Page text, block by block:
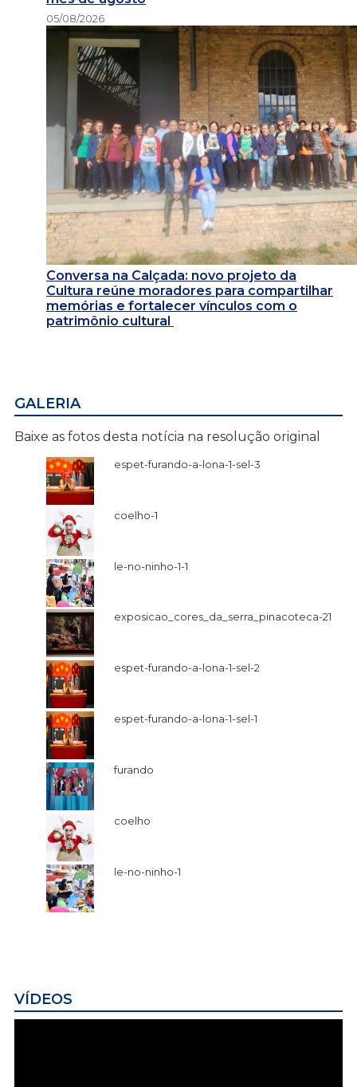
05/08/2026
Conversa na Calçada: novo projeto da
Cultura reúne moradores para compartilhar
memórias e fortalecer vínculos com o
patrimônio cultural
GALERIA
Baixe as fotos desta notícia na resolução original
espet-furando-a-lona-1-sel-3
coelho-1
le-no-ninho-1-1
exposicao_cores_da_serra_pinacoteca-21
espet-furando-a-lona-1-sel-2
espet-furando-a-lona-1-sel-1
furando
coelho
le-no-ninho-1
VÍDEOS